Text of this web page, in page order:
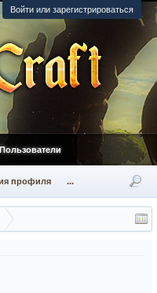
Войти или зарегистрироваться
Пользователи
профиля ...